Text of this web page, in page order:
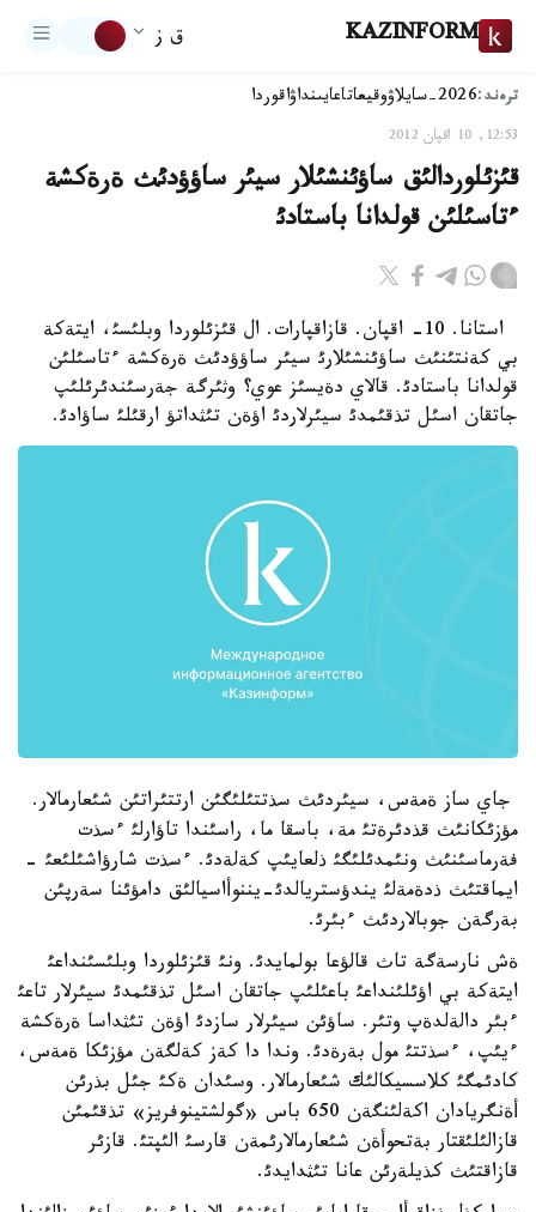
KAZINFORM ق ز
ترەند:2026-سايلاۋ وقيعاتاعايىنداۋاقوردا
12:53, 10 اقپان 2012
قئزئلوردالئق ساؤئنشئلار سيئر ساؤؤدئث ةرةكشة
ءتاسئلئن قولدانا باستادئ
استانا. 10- اقپان. قازاقپارات. ال قئزئلوردا وبلئسئ، ايتةكة
بي كةنتئنئث ساؤئنشئلارئ سيئر ساؤؤدئث ةرةكشة ءتاسئلئن
قولدانا باستادئ. قالاي دةيسئز عوي؟ وثئرگة جةرسئندئرئلئپ
جاتقان اسئل تذقئمدئ سيئرلاردئ اؤةن تئثداتؤ ارقئلئ ساؤادئ.
جاي ساز ةمةس، سيئردئث سذتتئلئگئن ارتتئراتئن شئعارمالار.
مؤزئكانئث قذدئرةتئ مة، باسقا ما، راسئندا تاؤارلئ ءسذت
فةرماسئنئث ونئمدئلئگئ ذلعايئپ كةلةدئ. ءسذت شارؤاشئلئعئ -
ايماقتئث ذدةمةلئ يندؤستريالدئ-يننوأاسيالئق دامؤئنا سةرپئن
بةرگةن جوبالاردئث ءبئرئ.
ةش نارسةگة تاث قالؤعا بولمايدئ. ونئ قئزئلوردا وبلئسئنداعئ
ايتةكة بي اؤئلئنداعئ باعئلئپ جاتقان اسئل تذقئمدئ سيئرلار تاعئ
ءبئر دالةلدةپ وتئر. ساؤئن سيئرلار سازدئ اؤةن تئثداسا ةرةكشة
ءيئپ، ءسذتتئ مول بةرةدئ. وندا دا كةز كةلگةن مؤزئكا ةمةس،
كادئمگئ كلاسسيكالئك شئعارمالار. وسئدان ةكئ جئل بذرئن
أةنگريادان اكةلئنگةن 650 باس «گولشتينوفريز» تذقئمئن
قازالئلئقتار بةتحوأةن شئعارمالارئمةن قارسئ الئپتئ. قازئر
قازاقتئث كذيلةرئن عانا تئثدايدئ.